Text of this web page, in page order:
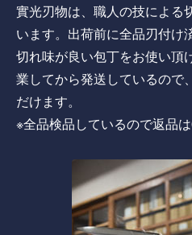
實光刃物は、職人の技による
います。出荷前に全品刃付け
切れ味が良い包丁をお使い頂
業してから発送しているので
だけます。
※全品検品しているので返品は